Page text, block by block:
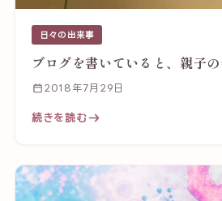
日々の出来事
ブログを書いていると、親子
2018年7月29日
続きを読む